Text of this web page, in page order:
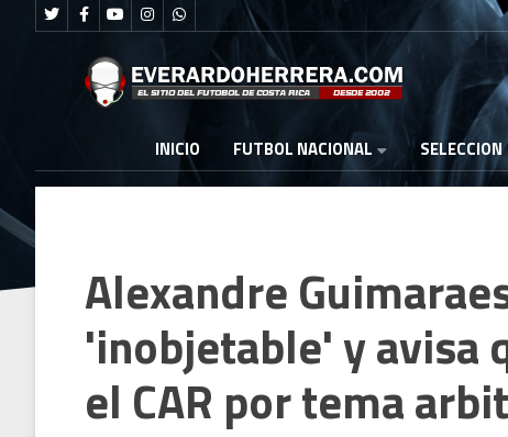
INICIO FUTBOL NACIONAL SELECCION
Alexandre
'inobjetable' y avisa
el CAR por tema